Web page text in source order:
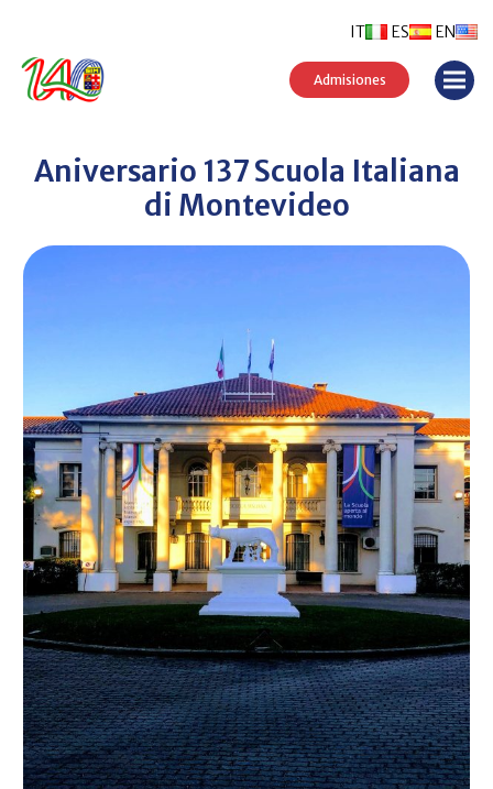
ES EN
IT
Admisiones
Aniversario 137 Scuola Italiana
di Montevideo